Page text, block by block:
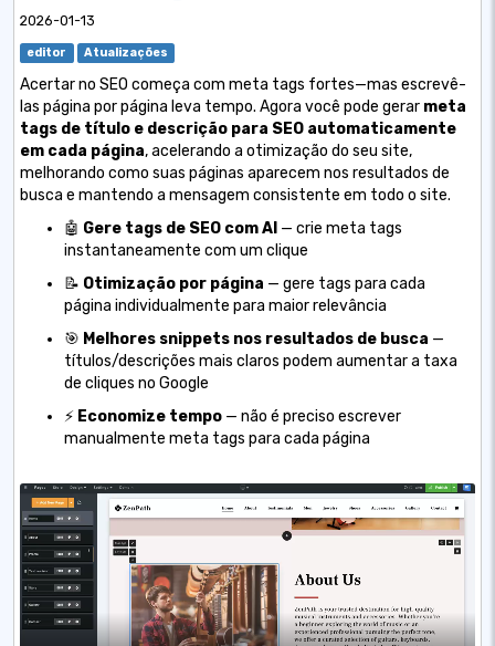
2026-01-13
editor Atualizações
Acertar no SEO começa com meta tags fortes—mas escrevê-
las página por página leva tempo. Agora você pode gerar meta
tags de título e descrição para SEO automaticamente
em cada página, acelerando a otimização do seu site,
melhorando como suas páginas aparecem nos resultados de
busca e mantendo a mensagem consistente em todo o site.
🤖 Gere tags de SEO com AI — crie meta tags
instantaneamente com um clique
📝 Otimização por página — gere tags para cada
página individualmente para maior relevância
🎯 Melhores snippets nos resultados de busca —
títulos/descrições mais claros podem aumentar a taxa
de cliques no Google
⚡ Economize tempo — não é preciso escrever
manualmente meta tags para cada página